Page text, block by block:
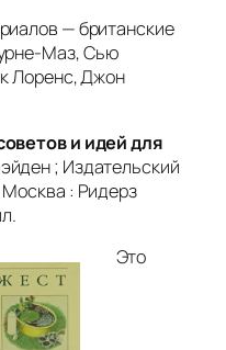
— британские
Маз, Сью
Лоренс, Джон
и идей для
; Издательский
: Ридерз
Это